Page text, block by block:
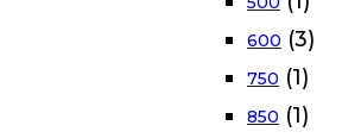
600 (3)
750 (1)
850 (1)